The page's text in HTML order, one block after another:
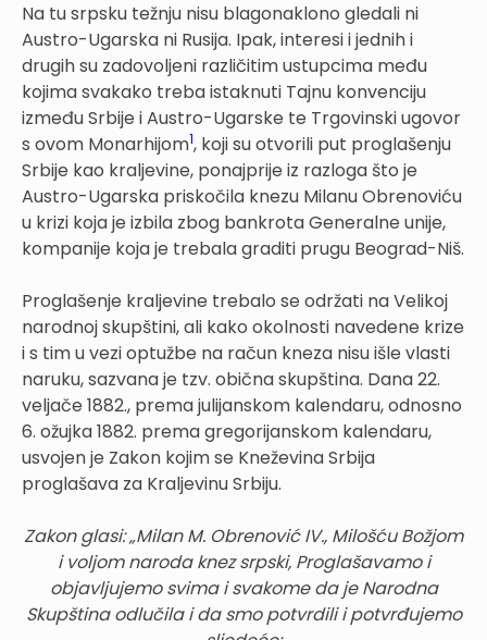
Na tu srpsku težnju nisu blagonaklono gledali ni
Austro-Ugarska ni Rusija. Ipak, interesi i jednih i
drugih su zadovoljeni različitim ustupcima među
kojima svakako treba istaknuti Tajnu konvenciju
između Srbije i Austro-Ugarske te Trgovinski ugovor
s ovom Monarhijom1, koji su otvorili put proglašenju
Srbije kao kraljevine, ponajprije iz razloga što je
Austro-Ugarska priskočila knezu Milanu Obrenoviću
u krizi koja je izbila zbog bankrota Generalne unije,
kompanije koja je trebala graditi prugu Beograd-Niš.
Proglašenje kraljevine trebalo se održati na Velikoj
narodnoj skupštini, ali kako okolnosti navedene krize
i s tim u vezi optužbe na račun kneza nisu išle vlasti
naruku, sazvana je tzv. obična skupština. Dana 22.
veljače 1882., prema julijanskom kalendaru, odnosno
6. ožujka 1882. prema gregorijanskom kalendaru,
usvojen je Zakon kojim se Kneževina Srbija
proglašava za Kraljevinu Srbiju.
Zakon glasi: „Milan M. Obrenović IV., Milošću Božjom
i voljom naroda knez srpski, Proglašavamo i
objavljujemo svima i svakome da je Narodna
Skupština odlučila i da smo potvrdili i potvrđujemo